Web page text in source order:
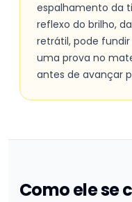
espalhamento da
reflexo do brilho,
retrátil, pode
uma prova no
antes de avançar
Como ele se